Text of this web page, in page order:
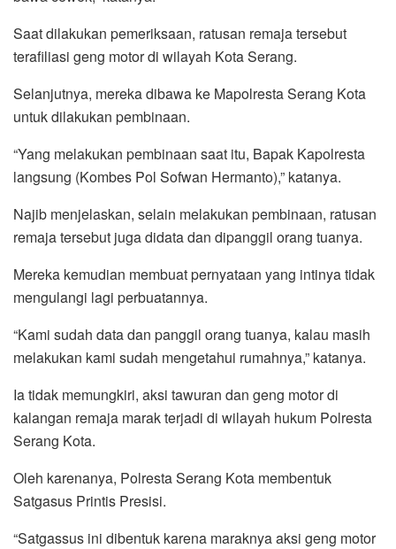
Saat dilakukan pemeriksaan, ratusan remaja tersebut
terafiliasi geng motor di wilayah Kota Serang.
Selanjutnya, mereka dibawa ke Mapolresta Serang Kota
untuk dilakukan pembinaan.
“Yang melakukan pembinaan saat itu, Bapak Kapolresta
langsung (Kombes Pol Sofwan Hermanto),” katanya.
Najib menjelaskan, selain melakukan pembinaan, ratusan
remaja tersebut juga didata dan dipanggil orang tuanya.
Mereka kemudian membuat pernyataan yang intinya tidak
mengulangi lagi perbuatannya.
“Kami sudah data dan panggil orang tuanya, kalau masih
melakukan kami sudah mengetahui rumahnya,” katanya.
Ia tidak memungkiri, aksi tawuran dan geng motor di
kalangan remaja marak terjadi di wilayah hukum Polresta
Serang Kota.
Oleh karenanya, Polresta Serang Kota membentuk
Satgasus Printis Presisi.
“Satgassus ini dibentuk karena maraknya aksi geng motor